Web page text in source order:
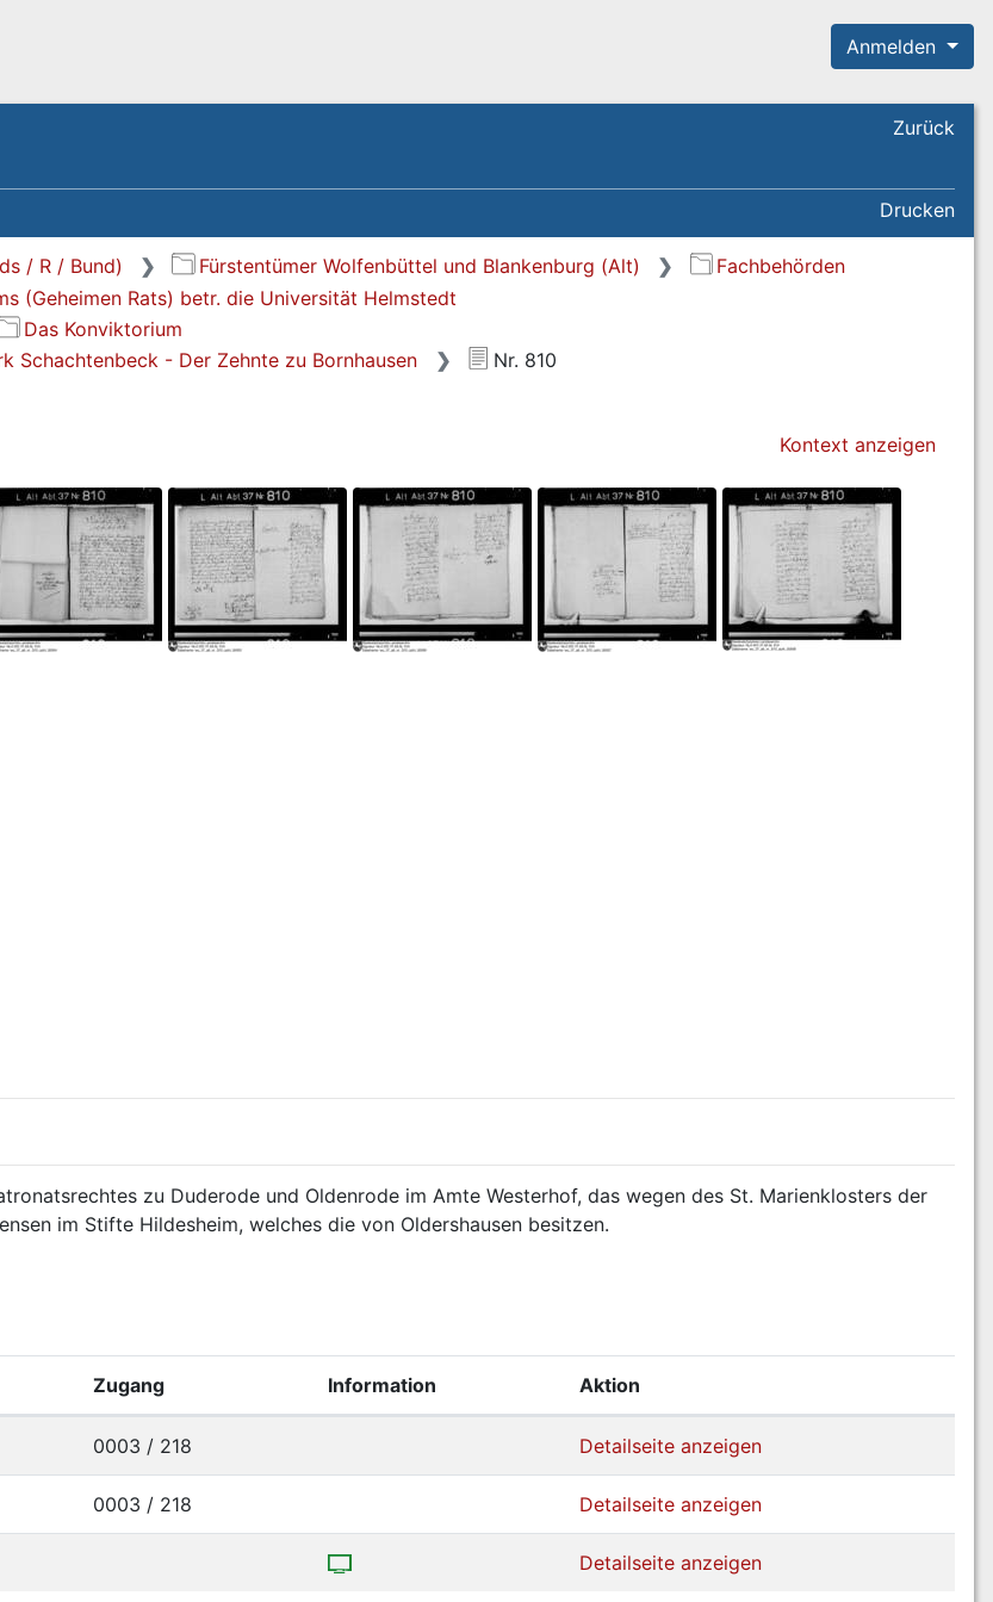
Anmelden
Zurück
Drucken
/ R / Bund) Fürstentümer Wolfenbüttel und Blankenburg (Alt)
Fachbehörden
(Geheimen Rats) betr. die Universität Helmstedt
Das Konviktorium
Schachtenbeck - Der Zehnte zu Bornhausen
Nr. 810
Kontext anzeigen
zu Duderode und Oldenrode im Amte Westerhof, das wegen des St. Marienklosters der
im Stifte Hildesheim, welches die von Oldershausen besitzen.
Zugang Information Aktion
0003 / 218 Detailseite anzeigen
0003 / 218 Detailseite anzeigen
Detailseite anzeigen